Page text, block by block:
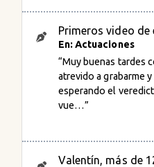
Primeros video de
En: Actuaciones
“Muy buenas tardes
atrevido a grabarme
esperando el
vue…”
Valentín, más de